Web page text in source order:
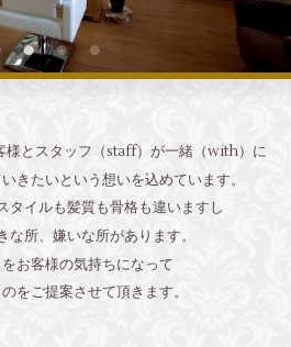
とスタッフ（staff）が一緒（with）に
きたいという想いを込めています。
タイルも髪質も骨格も違いますし
な所、嫌いな所があります。
お客様の気持ちになって
をご提案させて頂きます。